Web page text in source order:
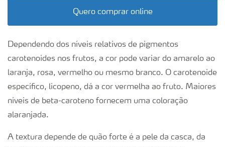
Quero comprar online
Dependendo dos níveis relativos de pigmentos
carotenoides nos frutos, a cor pode variar do amarelo ao
laranja, rosa, vermelho ou mesmo branco. O carotenoide
específico, licopeno, dá a cor vermelha ao fruto. Maiores
níveis de beta-caroteno fornecem uma coloração
alaranjada.
A textura depende de quão forte é a pele da casca, da